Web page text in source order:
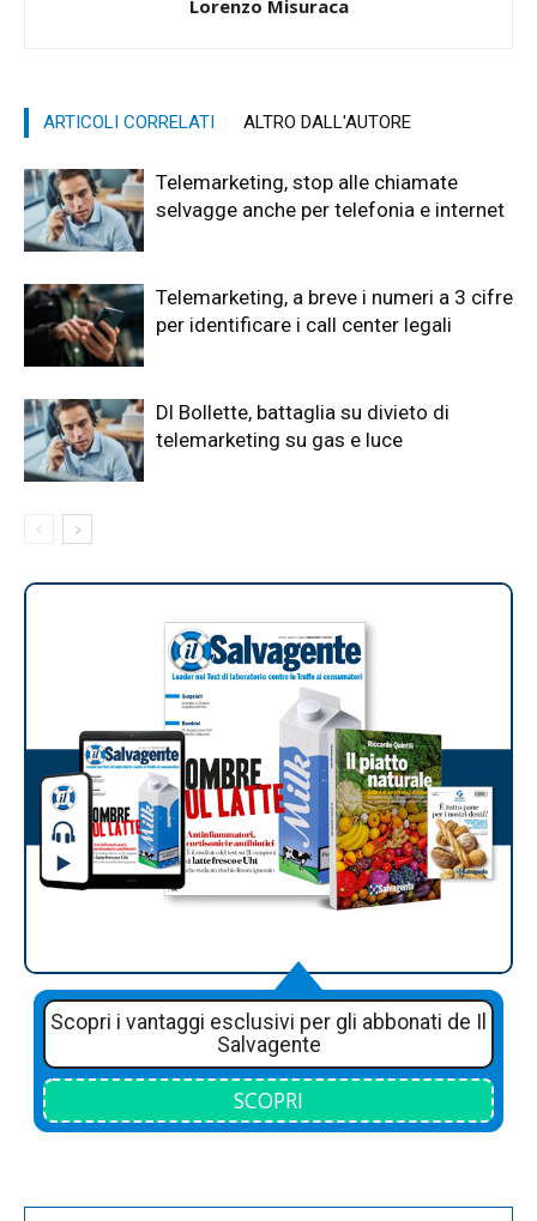
Lorenzo Misuraca
ARTICOLI CORRELATI ALTRO DALL'AUTORE
Telemarketing, stop alle chiamate
selvagge anche per telefonia e internet
Telemarketing, a breve i numeri a 3 cifre
per identificare i call center legali
Dl Bollette, battaglia su divieto di
telemarketing su gas e luce
Scopri i vantaggi esclusivi per gli abbonati de Il
Salvagente
SCOPRI